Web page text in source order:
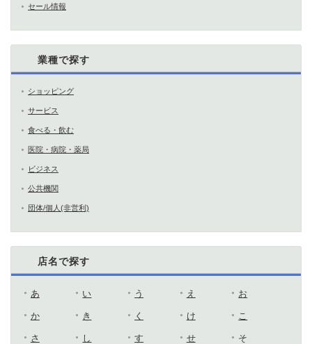
セール情報
業種で探す
ショッピング
サービス
食べる・飲む
医院・病院・薬局
ビジネス
公共機関
団体/個人(非営利)
店名で探す
あ い う え お
か き く け こ
さ し す せ そ